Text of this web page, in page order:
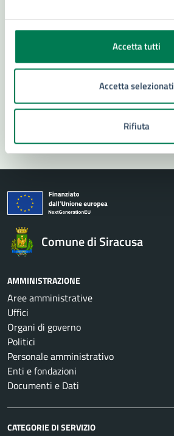
Accetta tutti
Accetta selezionati
Rifiuta
Prenota appuntamento
Problemi in città
Comune di Siracusa
AMMINISTRAZIONE
Aree amministrative
Uffici
Organi di governo
Politici
Personale amministrativo
Enti e fondazioni
Documenti e Dati
CATEGORIE DI SERVIZIO